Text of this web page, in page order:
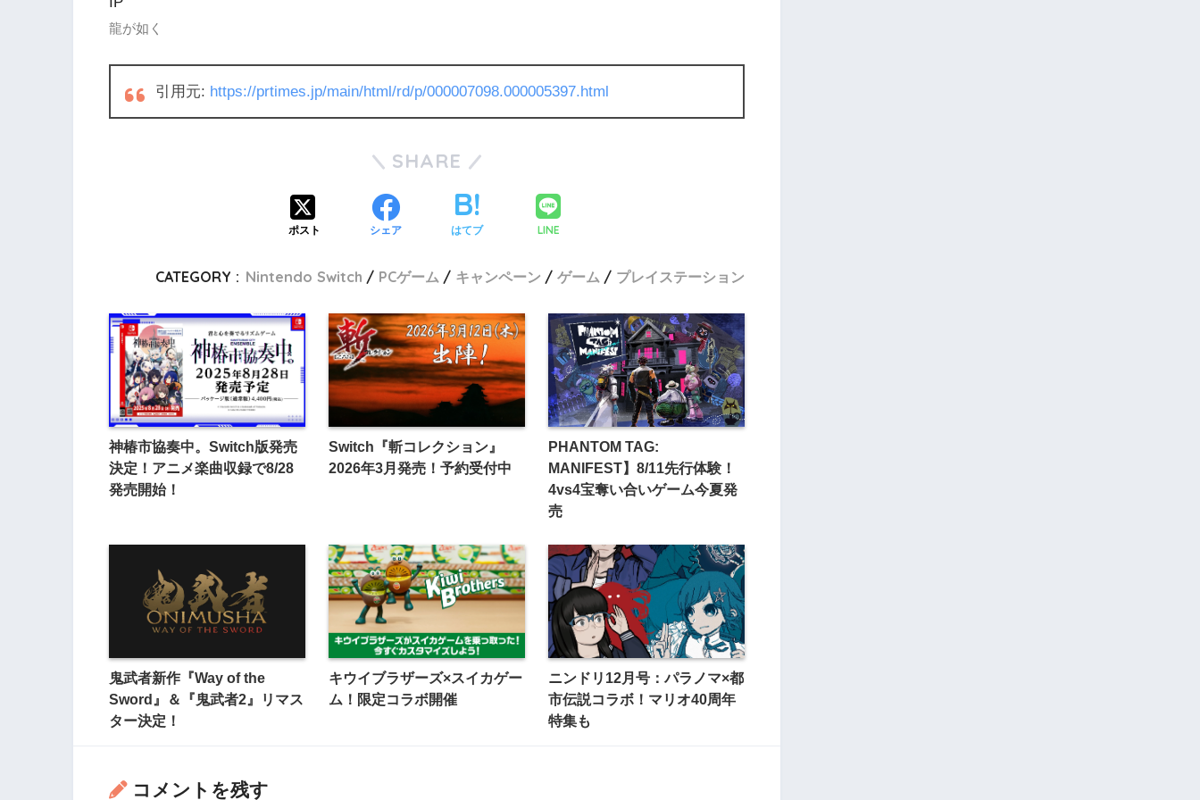
龍が如く
引用元: https://prtimes.jp/main/html/rd/p/000007098.000005397.html
SHARE
ポスト シェア はてブ LINE
CATEGORY : Nintendo Switch PCゲーム キャンペーン ゲーム プレイステーション
神椿市協奏中。Switch版発売
決定！アニメ楽曲収録で8/28
発売開始！
Switch『斬コレクション』
2026年3月発売！予約受付中
PHANTOM TAG:
MANIFEST】8/11先行体験！
4vs4宝奪い合いゲーム今夏発
売
鬼武者新作『Way of the
Sword』＆『鬼武者2』リマス
ター決定！
キウイブラザーズ×スイカゲー
ム！限定コラボ開催
ニンドリ12月号：パラノマ×都
市伝説コラボ！マリオ40周年
特集も
コメントを残す